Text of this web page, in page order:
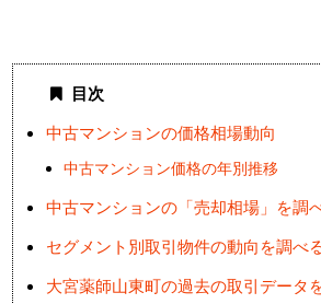
目次
中古マンションの価格相場動向
中古マンション価格の年別推移
中古マンションの「売却相場」を調
セグメント別取引物件の動向を調べ
大宮薬師山東町の過去の取引データ